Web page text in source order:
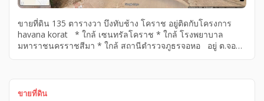
ขายที่ดิน 135 ตารางวา บึงทับช้าง โคราช อยู่ติดกับโครงการ
havana korat * ใกล้ เซนทรัลโคราช * ใกล้ โรงพยาบาล
มหาราชนครราชสีมา * ใกล้ สถานีตำรวจภูธรจอหอ อยู่ ต.จอหอ
ขายที่ดิน